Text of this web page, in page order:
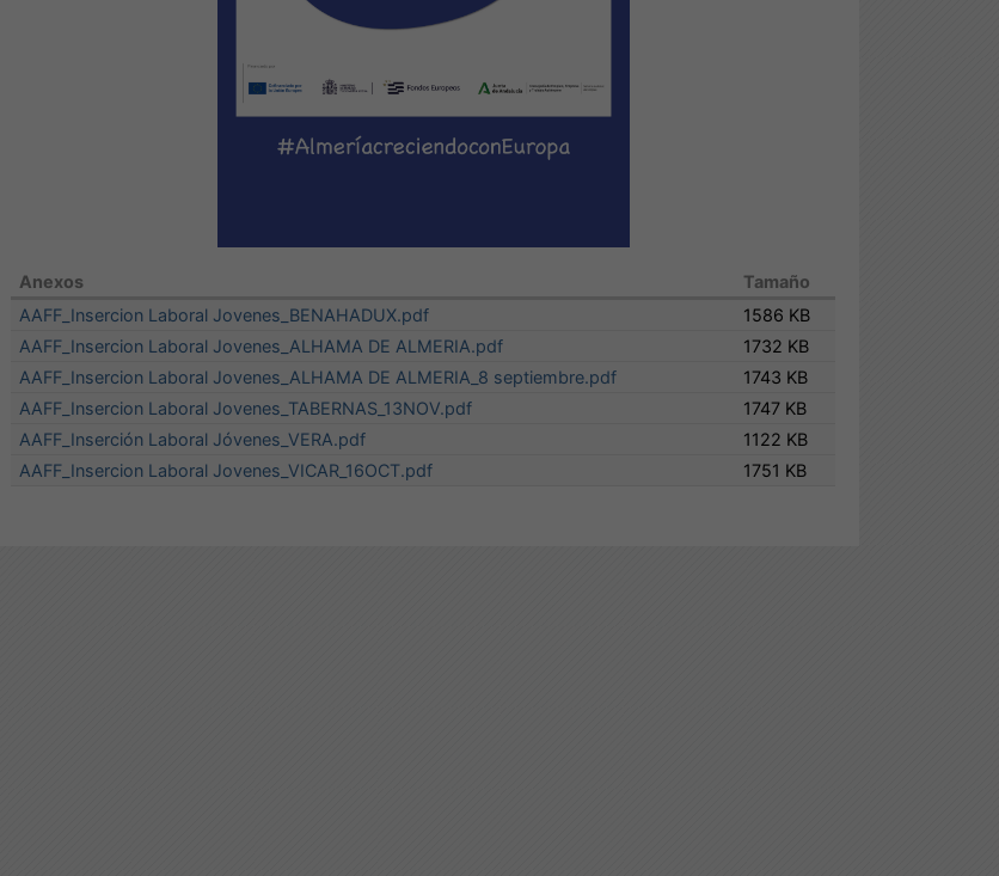
Anexos
Tamaño
AAFF_Insercion Laboral Jovenes_BENAHADUX.pdf
1586 KB
AAFF_Insercion Laboral Jovenes_ALHAMA DE ALMERIA.pdf
1732 KB
AAFF_Insercion Laboral Jovenes_ALHAMA DE ALMERIA_8 septiembre.pdf
1743 KB
AAFF_Insercion Laboral Jovenes_TABERNAS_13NOV.pdf
1747 KB
AAFF_Inserción Laboral Jóvenes_VERA.pdf
1122 KB
AAFF_Insercion Laboral Jovenes_VICAR_16OCT.pdf
1751 KB